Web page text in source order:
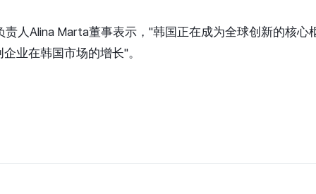
人Alina Marta董事表示，"韩国正在成为全球创新的核心
业在韩国市场的增长"。